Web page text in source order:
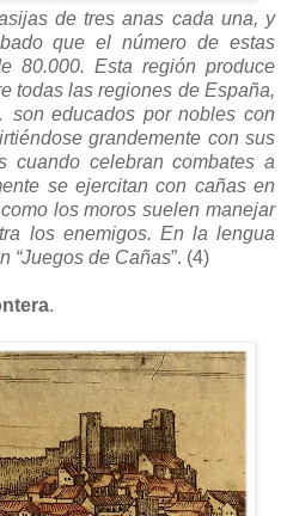
de tres anas cada una, y
que el número de estas
80.000. Esta región produce
todas las regiones de España,
son educados por nobles con
grandemente con sus
cuando celebran combates a
se ejercitan con cañas en
los moros suelen manejar
los enemigos. En la lengua
“Juegos de Cañas”. (4)
.